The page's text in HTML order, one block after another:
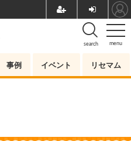
menu
search
事例 イベント リセマム